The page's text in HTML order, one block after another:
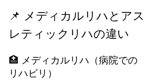
📌 メディカルリハとアス
レティックリハの違い
🏥 メディカルリハ（病院での
リハビリ）